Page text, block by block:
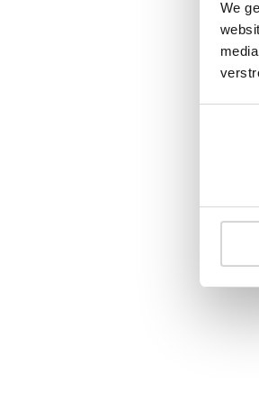
We